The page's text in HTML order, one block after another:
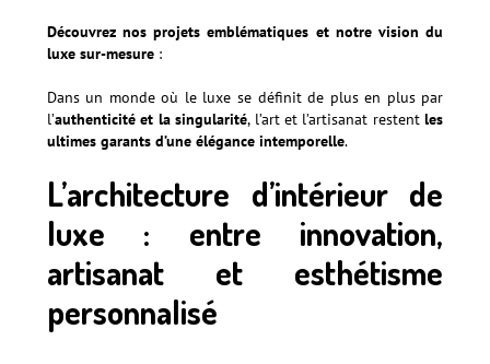
Découvrez nos projets emblématiques et notre vision du
luxe sur-mesure:
Dans un monde où le luxe se définit de plus en plus par
l’authenticité et la singularité, l’art et l’artisanat restentles
ultimes garants d’une élégance intemporelle.
L’architecture d’intérieur de
luxe : entre innovation,
artisanat et esthétisme
personnalisé